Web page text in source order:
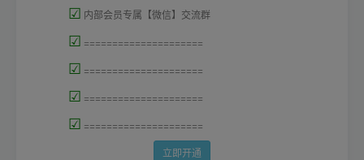
☑ 内部会员专属【微信】交流群
☑ =====================
☑ =====================
☑ =====================
☑ =====================
立即开通